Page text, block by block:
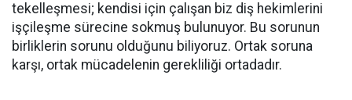
tekelleşmesi; kendisi için çalışan biz diş hekimlerini
işçileşme sürecine sokmuş bulunuyor. Bu sorunun
birliklerin sorunu olduğunu biliyoruz. Ortak soruna
karşı, ortak mücadelenin gerekliliği ortadadır.